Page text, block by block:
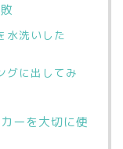
水洗いした
グに出してみ
ーを大切に使